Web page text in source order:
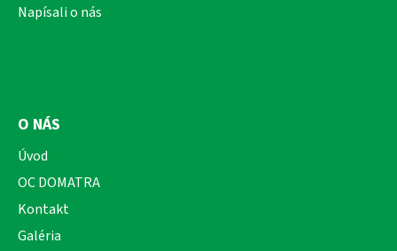
Napísali o nás
O NÁS
Úvod
OC DOMATRA
Kontakt
Galéria